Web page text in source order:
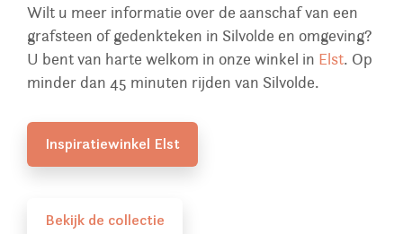
Wilt u meer informatie over de aanschaf van een
grafsteen of gedenkteken in Silvolde en omgeving?
U bent van harte welkom in onze winkel in Elst. Op
minder dan 45 minuten rijden van Silvolde.
Inspiratiewinkel Elst
Bekijk de collectie